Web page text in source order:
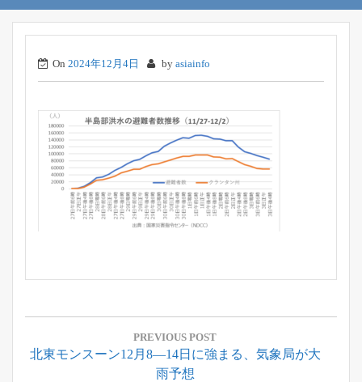
On 2024年12月4日 by asiainfo
投
ナ
PREVIOUS POST
Previous
北東モンスーン12月8―14日に強まる、気象局が大
雨予想